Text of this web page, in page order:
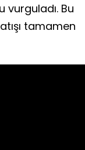
Bu
tamamen